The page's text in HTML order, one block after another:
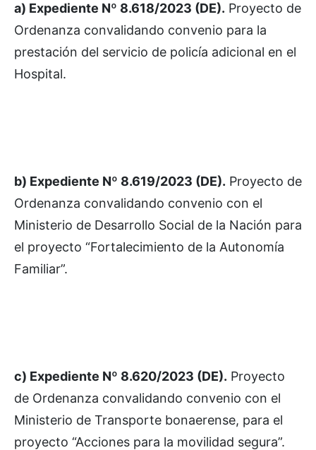
a) Expediente Nº 8.618/2023 (DE). Proyecto de
Ordenanza convalidando convenio para la
prestación del servicio de policía adicional en el
Hospital.
b) Expediente Nº 8.619/2023 (DE). Proyecto de
Ordenanza convalidando convenio con el
Ministerio de Desarrollo Social de la Nación para
el proyecto “Fortalecimiento de la Autonomía
Familiar”.
c) Expediente Nº 8.620/2023 (DE). Proyecto
de Ordenanza convalidando convenio con el
Ministerio de Transporte bonaerense, para el
proyecto “Acciones para la movilidad segura”.